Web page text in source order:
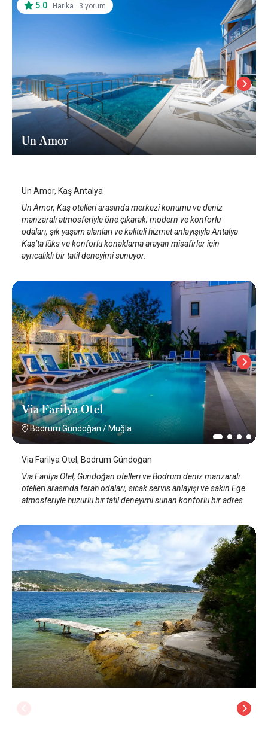
Un Amor
5.0 · Harika · 3 yorum
Un Amor, Kaş Antalya
Un Amor, Kaş otelleri arasında merkezi konumu ve deniz
manzaralı atmosferiyle öne çıkarak; modern ve konforlu
odaları, şık yaşam alanları ve kaliteli hizmet anlayışıyla Antalya
Kaş’ta lüks ve konforlu konaklama arayan misafirler için
ayrıcalıklı bir tatil deneyimi sunuyor.
Via Farilya Otel
Bodrum Gündoğan /Muğla
Via Farilya Otel, Bodrum Gündoğan
Via Farilya Otel, Gündoğan otelleri ve Bodrum deniz manzaralı
otelleri arasında ferah odaları, sıcak servis anlayışı ve sakin Ege
atmosferiyle huzurlu bir tatil deneyimi sunan konforlu bir adres.